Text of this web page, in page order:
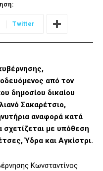
Twitter
από τον
δημοσίου δικαίου
Σακαρέτσιο,
αναφορά κατά
με υπόθεση
Ύδρα και Αγκίστρι.
Κωνσταντίνος